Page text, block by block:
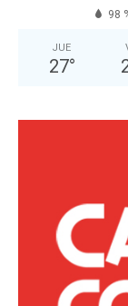
98
JUE
27°